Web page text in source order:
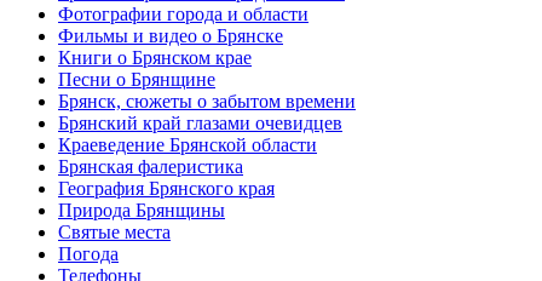
Фотографии города и области
Фильмы и видео о Брянске
Книги о Брянском крае
Песни о Брянщине
Брянск, сюжеты о забытом времени
Брянский край глазами очевидцев
Краеведение Брянской области
Брянская фалеристика
География Брянского края
Природа Брянщины
Святые места
Погода
Телефоны